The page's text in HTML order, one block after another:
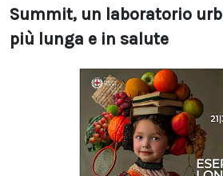
Summit, un laboratorio
più lunga e in salute